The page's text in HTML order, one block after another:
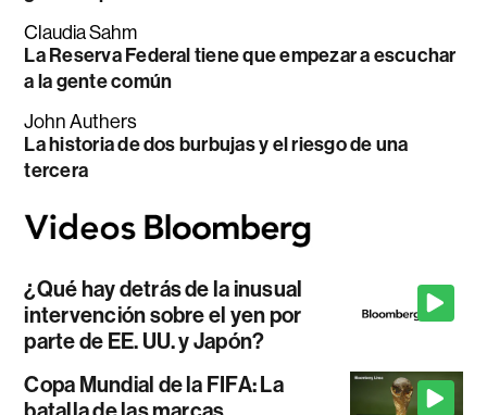
Claudia Sahm
La Reserva Federal tiene que empezar a escuchar
a la gente común
John Authers
La historia de dos burbujas y el riesgo de una
tercera
¿Qué hay detrás de la inusual
intervención sobre el yen por
parte de EE. UU. y Japón?
Copa Mundial de la FIFA: La